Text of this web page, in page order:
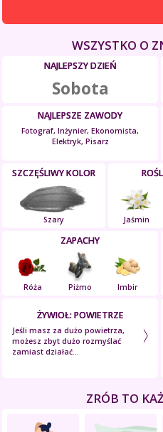
WSZYSTKO O
NAJLEPSZY DZIEŃ
Sobota
NAJLEPSZE ZAWODY
Fotograf, Inżynier, Ekonomista,
Elektryk, Pisarz
ŻYWIOŁ: POWIETRZE
Jeśli masz za dużo powietrza,
możesz zbyt dużo rozmyślać
zamiast działać...
SZCZĘŚLIWY KOLOR
Szary Jaśmin
ZAPACHY
Róża Piżmo Imbir
ZRÓB TO